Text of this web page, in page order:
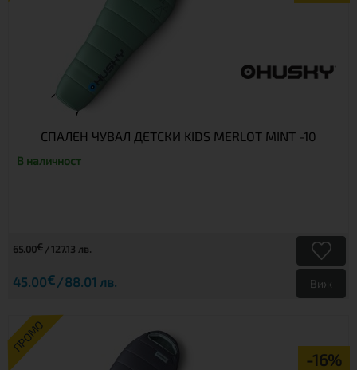
СПАЛЕН ЧУВАЛ ДЕТСКИ KIDS MERLOT MINT -10
В наличност
65.00€ 127.13 лв.
45.00€ 88.01 лв. Виж
ПРОМО
-16%